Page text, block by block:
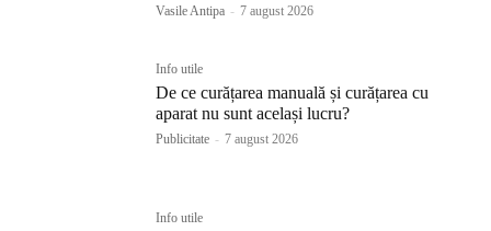
Vasile Antipa - 7 august 2026
Info utile
De ce curățarea manuală și curățarea cu
aparat nu sunt același lucru?
Publicitate - 7 august 2026
Info utile